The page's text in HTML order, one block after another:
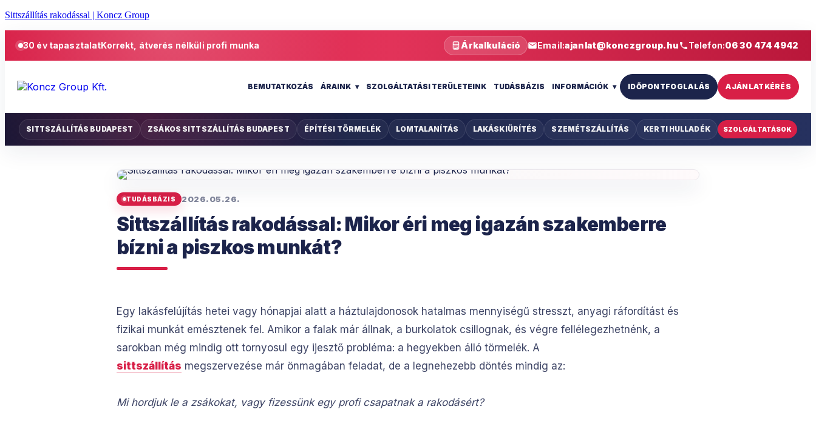
Sittszállítás rakodással | Koncz Group
30 év tapasztalatKorrekt, átverés nélküli profi munka Árkalkuláció Email:ajanlat@konczgroup.hu Telefon:06 30 474 4942
BEMUTATKOZÁS ÁRAINK SZOLGÁLTATÁSI TERÜLETEINK TUDÁSBÁZIS INFORMÁCIÓK IDŐPONTFOGLALÁS AJÁNLATKÉRÉS
SITTSZÁLLÍTÁS BUDAPEST ZSÁKOS SITTSZÁLLÍTÁS BUDAPEST ÉPÍTÉSI TÖRMELÉK LOMTALANÍTÁS LAKÁSKIÜRÍTÉS SZEMÉTSZÁLLÍTÁS KERTI HULLADÉK SZOLGÁLTATÁSOK
TUDÁSBÁZIS 2026.05.26.
Sittszállítás rakodással: Mikor éri meg igazán szakemberre
bízni a piszkos munkát?
Egy lakásfelújítás hetei vagy hónapjai alatt a háztulajdonosok hatalmas mennyiségű stresszt, anyagi ráfordítást és
fizikai munkát emésztenek fel. Amikor a falak már állnak, a burkolatok csillognak, és végre fellélegezhetnénk, a
sarokban még mindig ott tornyosul egy ijesztő probléma: a hegyekben álló törmelék. A
sittszállítás megszervezése már önmagában feladat, de a legnehezebb döntés mindig az:
Mi hordjuk le a zsákokat, vagy fizessünk egy profi csapatnak a rakodásért?